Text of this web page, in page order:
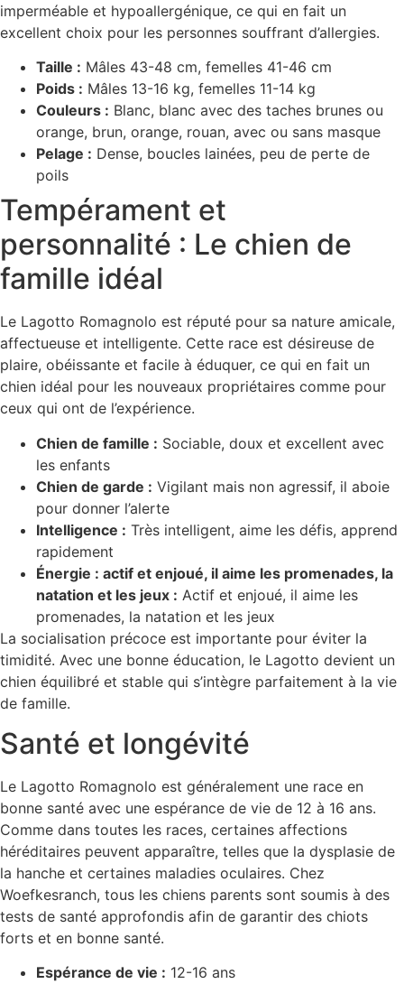
imperméable et hypoallergénique, ce qui en fait un
excellent choix pour les personnes souffrant d’allergies.
Taille : Mâles 43-48 cm, femelles 41-46 cm
Poids : Mâles 13-16 kg, femelles 11-14 kg
Couleurs : Blanc, blanc avec des taches brunes ou
orange, brun, orange, rouan, avec ou sans masque
Pelage : Dense, boucles lainées, peu de perte de
poils
Tempérament et
personnalité : Le chien de
famille idéal
Le Lagotto Romagnolo est réputé pour sa nature amicale,
affectueuse et intelligente. Cette race est désireuse de
plaire, obéissante et facile à éduquer, ce qui en fait un
chien idéal pour les nouveaux propriétaires comme pour
ceux qui ont de l’expérience.
Chien de famille : Sociable, doux et excellent avec
les enfants
Chien de garde : Vigilant mais non agressif, il aboie
pour donner l’alerte
Intelligence : Très intelligent, aime les défis, apprend
rapidement
Énergie : actif et enjoué, il aime les promenades, la
natation et les jeux : Actif et enjoué, il aime les
promenades, la natation et les jeux
La socialisation précoce est importante pour éviter la
timidité. Avec une bonne éducation, le Lagotto devient un
chien équilibré et stable qui s’intègre parfaitement à la vie
de famille.
Santé et longévité
Le Lagotto Romagnolo est généralement une race en
bonne santé avec une espérance de vie de 12 à 16 ans.
Comme dans toutes les races, certaines affections
héréditaires peuvent apparaître, telles que la dysplasie de
la hanche et certaines maladies oculaires. Chez
Woefkesranch, tous les chiens parents sont soumis à des
tests de santé approfondis afin de garantir des chiots
forts et en bonne santé.
Espérance de vie : 12-16 ans